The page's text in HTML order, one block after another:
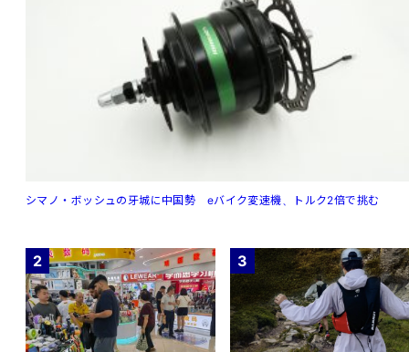
シマノ・ボッシュの牙城に中国勢 eバイク変速機、トルク2倍で挑む
2 3